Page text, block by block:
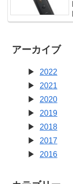
アーカイブ
2022
2021
2020
2019
2018
2017
2016